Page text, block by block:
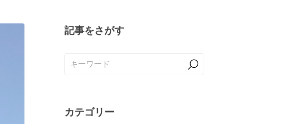
記事をさがす
カテゴリー